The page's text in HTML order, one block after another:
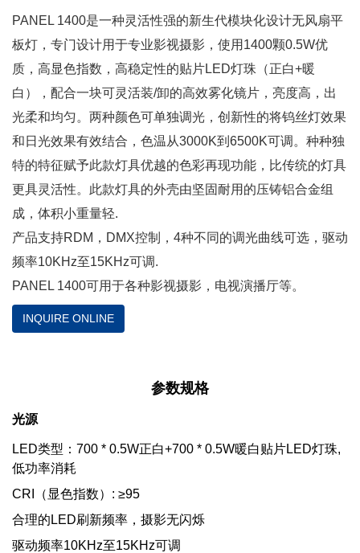
PANEL 1400是一种灵活性强的新生代模块化设计无风扇平
板灯，专门设计用于专业影视摄影，使用1400颗0.5W优
质，高显色指数，高稳定性的贴片LED灯珠（正白+暖
白），配合一块可灵活装/卸的高效雾化镜片，亮度高，出
光柔和均匀。两种颜色可单独调光，创新性的将钨丝灯效果
和日光效果有效结合，色温从3000K到6500K可调。种种独
特的特征赋予此款灯具优越的色彩再现功能，比传统的灯具
更具灵活性。此款灯具的外壳由坚固耐用的压铸铝合金组
成，体积小重量轻.
产品支持RDM，DMX控制，4种不同的调光曲线可选，驱动
频率10KHz至15KHz可调.
PANEL 1400可用于各种影视摄影，电视演播厅等。
INQUIRE ONLINE
参数规格
光源
LED类型：700 * 0.5W正白+700 * 0.5W暖白贴片LED灯珠,
低功率消耗
CRI（显色指数）: ≥95
合理的LED刷新频率，摄影无闪烁
驱动频率10KHz至15KHz可调